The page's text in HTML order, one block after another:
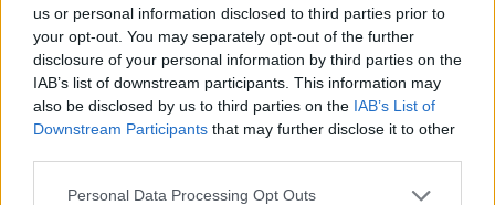
us or personal information disclosed to third parties prior to
your opt-out. You may separately opt-out of the further
disclosure of your personal information by third parties on the
IAB’s list of downstream participants. This information may
also be disclosed by us to third parties on the IAB’s List of
Downstream Participants that may further disclose it to other
Personal Data Processing Opt Outs
4